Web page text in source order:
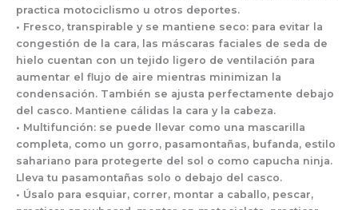
practica motociclismo u otros deportes.
• Fresco, transpirable y se mantiene seco: para evitar la
congestión de la cara, las máscaras faciales de seda de
hielo cuentan con un tejido ligero de ventilación para
aumentar el flujo de aire mientras minimizan la
condensación. También se ajusta perfectamente debajo
del casco. Mantiene cálidas la cara y la cabeza.
• Multifunción: se puede llevar como una mascarilla
completa, como un gorro, pasamontañas, bufanda, estilo
sahariano para protegerte del sol o como capucha ninja.
Lleva tu pasamontañas solo o debajo del casco.
• Úsalo para esquiar, correr, montar a caballo, pescar,